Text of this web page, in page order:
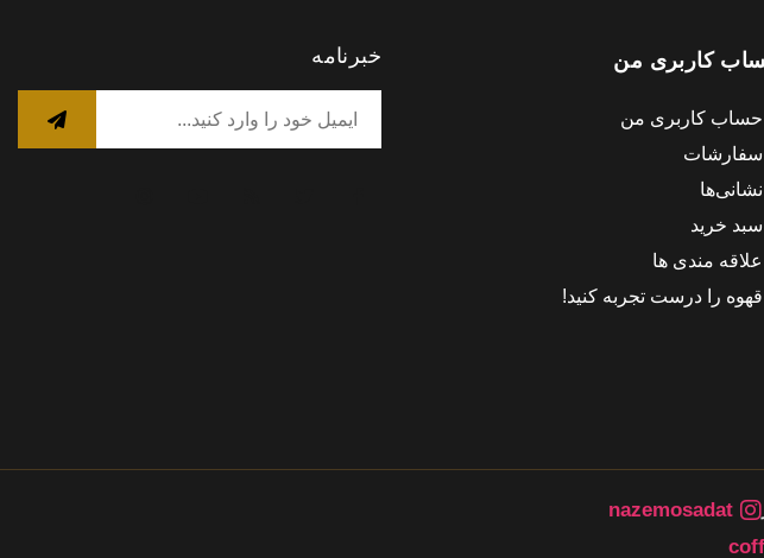
کاربری من
حساب کاربری من
سفارشات
نشانی‌ها
سبد خرید
علاقه مندی ها
قهوه را درست تجربه کنید!
خبرنامه
nazemosadat